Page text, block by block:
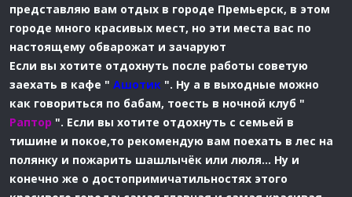
представляю вам отдых в городе Премьерск, в этом
городе много красивых мест, но эти места вас по
настоящему обварожат и зачаруют
Если вы хотите отдохнуть после работы советую
заехать в кафе " Ашотик ". Ну а в выходные можно
как говориться по бабам, тоесть в ночной клуб "
Раптор ". Если вы хотите отдохнуть с семьей в
тишине и покое,то рекомендую вам поехать в лес на
полянку и пожарить шашлычёк или люля... Ну и
конечно же о достопримичатильностях этого